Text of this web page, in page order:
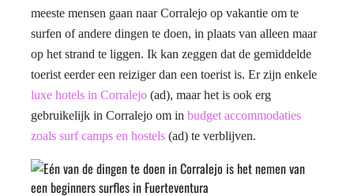
meeste mensen gaan naar Corralejo op vakantie om te
surfen of andere dingen te doen, in plaats van alleen maar
op het strand te liggen. Ik kan zeggen dat de gemiddelde
toerist eerder een reiziger dan een toerist is. Er zijn enkele
luxe hotels in Corralejo (ad), maar het is ook erg
gebruikelijk in Corralejo om in budget accommodaties
zoals surf camps en hostels (ad) te verblijven.